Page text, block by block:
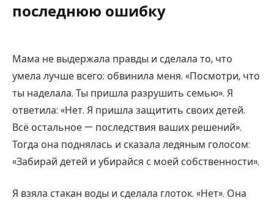
последнюю ошибку
Мама не выдержала правды и сделала то, что
умела лучше всего: обвинила меня. «Посмотри, что
ты наделала. Ты пришла разрушить семью». Я
ответила: «Нет. Я пришла защитить своих детей.
Всё остальное — последствия ваших решений».
Тогда она поднялась и сказала ледяным голосом:
«Забирай детей и убирайся с моей собственности».
Я взяла стакан воды и сделала глоток. «Нет». Она